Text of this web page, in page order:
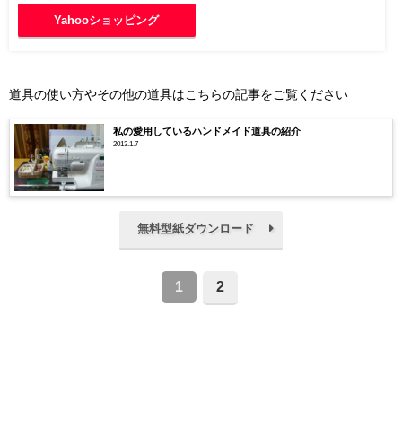
Yahooショッピング
道具の使い方やその他の道具はこちらの記事をご覧ください
私の愛用しているハンドメイド道具の紹介
2013.1.7
無料型紙ダウンロード
1 2